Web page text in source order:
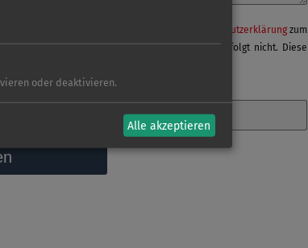
personenbezogenen Daten gemäß der Datenschutzerklärungzum
der Daten an andere Unternehmen erfolgt nicht. Diese
oder deaktivieren.
Alle akzeptieren